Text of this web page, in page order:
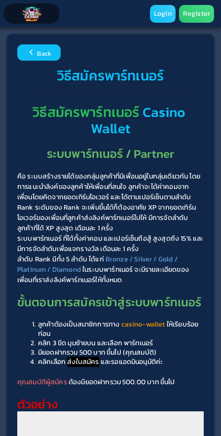
Login Register
Back
วิธีสมัครพาร์ทเนอร์
วิธีสมัครพาร์ทเนอร์Casino
Wallet
ระบบพาร์ทเนอร์ / Partner
คือ ระบบสร้างรายได้ของกลุ่มลูกค้าที่มีเพื่อนอยู่ในกลุ่มเดียวกัน โดย
การแนะนำลิงค์ของลูกค้าให้เพื่อนที่สนใจ ลูกค้าจะได้ค่าคอมจาก
เพื่อนโดยคิดจากยอดเทิร์นโอเวอร์ และได้ตามเปอร์เซ็นตามลำดับ
Rank ระดับของ Rank จะเพิ่มขึ้นได้ก็ต้องอาศัย XP จากยอดเทิร์น
โอเวอร์ของเพื่อนที่ลูกค้าส่งลิงค์พาร์ทเนอร์ไปให้ มีการจัดลำดับ
ลูกค้าที่ได้ XP สูงสุด เดือนละ 1 ครั้ง
ระบบพาร์ทเนอร์ ที่ได้ทั้งค่าคอม และเปอร์เซ็นถือสู้ สูงสุดถึง 15% และ
มีการจัดลำดับเพื่อแจกรางวัล เดือนละ 1 ครั้ง
ลำดับ Rank มีทั้ง 5 ลำดับ ได้แก่ Bronze / Silver / Gold /
Platinum / Diamondในระบบพาร์ทเนอร์ จะมีรายละเอียดของ
เพื่อนที่เราส่งลิงค์พาร์ทเนอร์ให้ทั้งหมด
ขั้นตอนการสมัครเข้าสู่ระบบพาร์ทเนอร์
ลูกค้าต้องเป็นสมาชิกการทาง casino-wallet ให้เรียบร้อย
ก่อน
คลิก 3 ขีด มุมซ้ายบน และเลือก พาร์ทเนอร์
มียอดฝากรวม 500 บาท ขึ้นไป (คุณสมบัติ)
คลิกเลือก ส่งใบสมัคร และรอแอดมินอนุมัติค่ะ
คุณสมบัติผู้สมัคร ต้องมียอดฝากรวม 500.00 บาท ขึ้นไป
ตัวอย่าง